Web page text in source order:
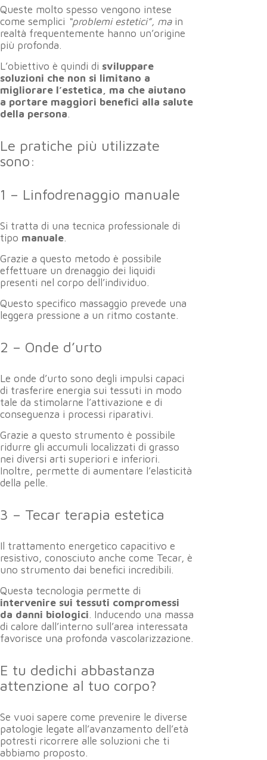
Queste molto spesso vengono intese
come semplici “problemi estetici”, main
realtà frequentemente hanno un’origine
più profonda.
L’obiettivo è quindi di sviluppare
soluzioni che non si limitano a
migliorare l’estetica, ma che aiutano
a portare maggiori benefici alla salute
della persona.
Le pratiche più utilizzate
sono:
1 – Linfodrenaggio manuale
Si tratta di una tecnica professionale di
tipo manuale.
Grazie a questo metodo è possibile
effettuare un drenaggio dei liquidi
presenti nel corpo dell’individuo.
Questo specifico massaggio prevede una
leggera pressione a un ritmo costante.
2 – Onde d’urto
Le onde d’urto sono degli impulsi capaci
di trasferire energia sui tessuti in modo
tale da stimolarne l’attivazione e di
conseguenza i processi riparativi.
Grazie a questo strumento è possibile
ridurre gli accumuli localizzati di grasso
nei diversi arti superiori e inferiori.
Inoltre, permette di aumentare l’elasticità
della pelle.
3 – Tecar terapia estetica
Il trattamento energetico capacitivo e
resistivo, conosciuto anche come Tecar, è
uno strumento dai benefici incredibili.
Questa tecnologia permette di
intervenire sui tessuti compromessi
da danni biologici. Inducendo una massa
di calore dall’interno sull’area interessata
favorisce una profonda vascolarizzazione.
E tu dedichi abbastanza
attenzione al tuo corpo?
Se vuoi sapere come prevenire le diverse
patologie legate all’avanzamento dell’età
potresti ricorrere alle soluzioni che ti
abbiamo proposto.